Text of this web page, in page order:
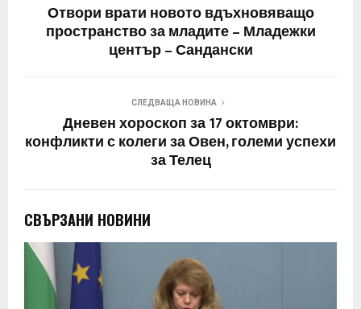
Отвори врати новото вдъхновяващо
пространство за младите – Младежки
център – Сандански
СЛЕДВАЩА НОВИНА
Дневен хороскоп за 17 октомври:
конфликти с колеги за Овен, големи успехи
за Телец
СВЪРЗАНИ НОВИНИ